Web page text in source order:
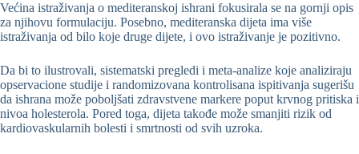
Većina istraživanja o mediteranskoj ishrani fokusirala se na gornji opis
za njihovu formulaciju. Posebno, mediteranska dijeta ima više
istraživanja od bilo koje druge dijete, i ovo istraživanje je pozitivno.
Da bi to ilustrovali, sistematski pregledi i meta-analize koje analiziraju
opservacione studije i randomizovana kontrolisana ispitivanja sugerišu
da ishrana može poboljšati zdravstvene markere poput krvnog pritiska i
nivoa holesterola. Pored toga, dijeta takođe može smanjiti rizik od
kardiovaskularnih bolesti i smrtnosti od svih uzroka.